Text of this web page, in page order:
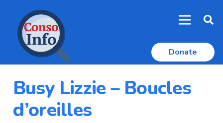
Donate
Busy Lizzie – Boucles
d’oreilles